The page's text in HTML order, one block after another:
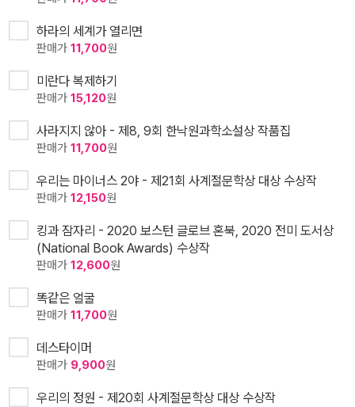
하라의 세계가 열리면
판매가 11,700원
미란다 복제하기
판매가 15,120원
사라지지 않아 - 제8, 9회 한낙원과학소설상 작품집
판매가 11,700원
우리는 마이너스 2야 - 제21회 사계절문학상 대상 수상작
판매가 12,150원
킹과 잠자리 - 2020 보스턴 글로브 혼북, 2020 전미 도서상
(National Book Awards) 수상작
판매가 12,600원
똑같은 얼굴
판매가 11,700원
데스타이머
판매가 9,900원
우리의 정원 - 제20회 사계절문학상 대상 수상작